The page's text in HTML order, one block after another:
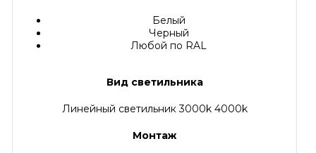
Белый
Черный
Любой по RAL
Вид светильника
Линейный светильник 3000k 4000k
Монтаж